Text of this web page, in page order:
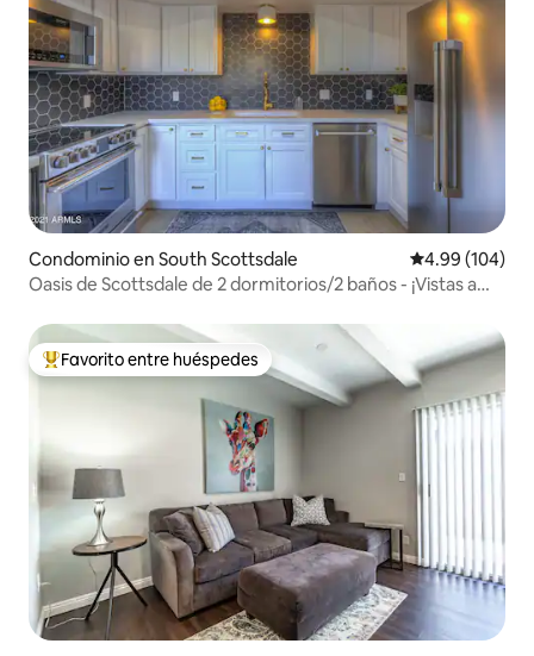
Condominio en South Scottsdale Calificación
4.99 (104)
Oasis de Scottsdale de 2 dormitorios/2 baños - ¡Vistas a
De los mejores en Favorito entre huéspedes
Favorito entre huéspedes